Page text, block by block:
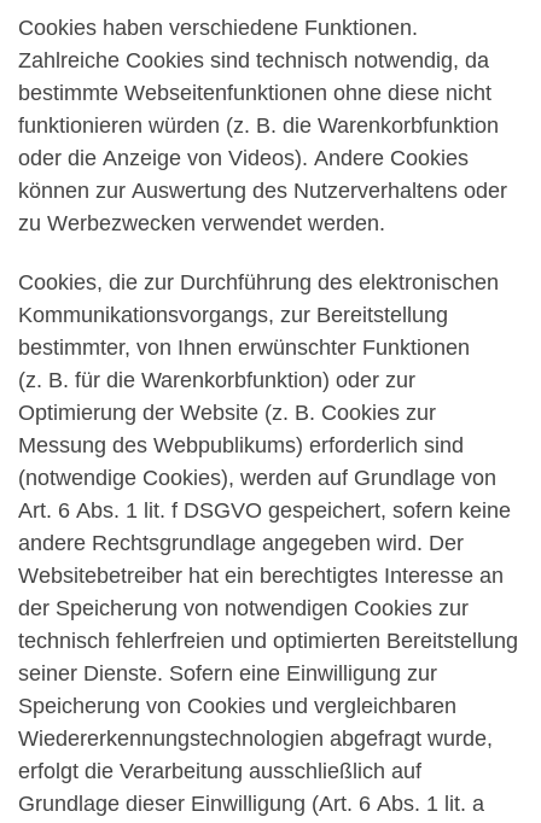
Cookies haben verschiedene Funktionen.
Zahlreiche Cookies sind technisch notwendig, da
bestimmte Webseitenfunktionen ohne diese nicht
funktionieren würden (z. B. die Warenkorbfunktion
oder die Anzeige von Videos). Andere Cookies
können zur Auswertung des Nutzerverhaltens oder
zu Werbezwecken verwendet werden.
Cookies, die zur Durchführung des elektronischen
Kommunikationsvorgangs, zur Bereitstellung
bestimmter, von Ihnen erwünschter Funktionen
(z. B. für die Warenkorbfunktion) oder zur
Optimierung der Website (z. B. Cookies zur
Messung des Webpublikums) erforderlich sind
(notwendige Cookies), werden auf Grundlage von
Art. 6 Abs. 1 lit. f DSGVO gespeichert, sofern keine
andere Rechtsgrundlage angegeben wird. Der
Websitebetreiber hat ein berechtigtes Interesse an
der Speicherung von notwendigen Cookies zur
technisch fehlerfreien und optimierten Bereitstellung
seiner Dienste. Sofern eine Einwilligung zur
Speicherung von Cookies und vergleichbaren
Wiedererkennungstechnologien abgefragt wurde,
erfolgt die Verarbeitung ausschließlich auf
Grundlage dieser Einwilligung (Art. 6 Abs. 1 lit. a